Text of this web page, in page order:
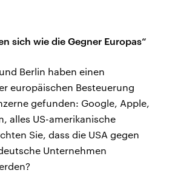
sich wie die Gegner Europas“
Berlin haben einen
europäischen Besteuerung
gefunden: Google, Apple,
alles US-amerikanische
Sie, dass die USA gegen
Unternehmen